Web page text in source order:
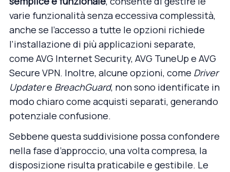
varie funzionalità senza eccessiva complessità,
anche se l’accesso a tutte le opzioni richiede
l’installazione di più applicazioni separate,
come AVG Internet Security, AVG TuneUp e AVG
Secure VPN. Inoltre, alcune opzioni, come Driver
Updatere BreachGuard, non sono identificate in
modo chiaro come acquisti separati, generando
potenziale confusione.
Sebbene questa suddivisione possa confondere
nella fase d’approccio, una volta compresa, la
disposizione risulta praticabile e gestibile. Le